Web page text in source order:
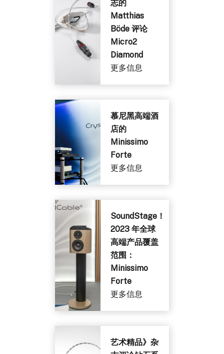
志的
Matthias
Böde 评论
Micro2
Diamond
更多信息
慕尼黑高端酒
店的
Minissimo
Forte
更多信息
SoundStage！
2023 年全球
高端产品覆盖
范围：
Minissimo
Forte
更多信息
艺术精品》杂